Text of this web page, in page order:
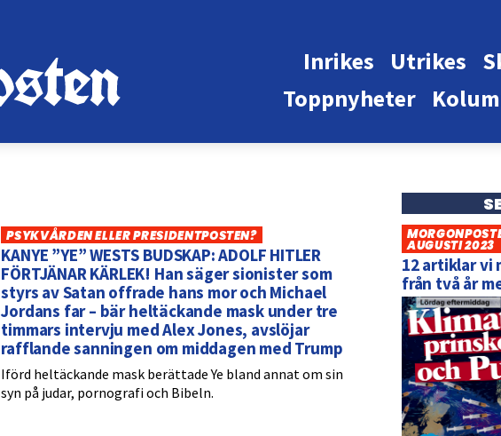
Utrikes
Inrikes
Toppnyheter
PSYKVÅRDEN ELLER PRESIDENTPOSTEN?
KANYE ”YE” WESTS BUDSKAP: ADOLF HITLER
FÖRTJÄNAR KÄRLEK! Han säger sionister som
styrs av Satan offrade hans mor och Michael
Jordans far – bär heltäckande mask under tre
timmars intervju med Alex Jones, avslöjar
rafflande sanningen om middagen med Trump
Iförd heltäckande mask berättade Ye bland annat om sin
syn på judar, pornografi och Bibeln.
AUGUSTI 2023
12 artiklar vi
från två år